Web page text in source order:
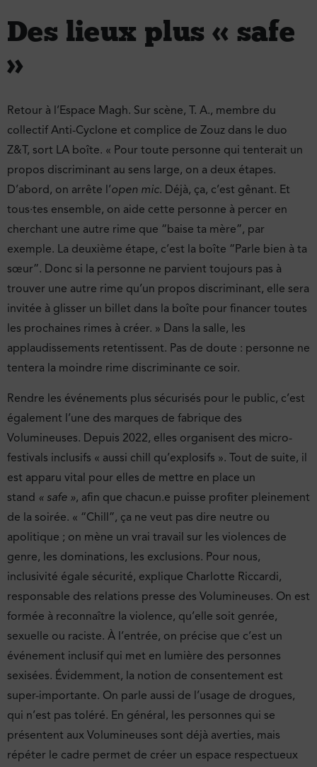
Des lieux plus « safe
»
Retour à l’Espace Magh. Sur scène, T. A., membre du
collectif Anti-Cyclone et complice de Zouz dans le duo
Z&T, sort LA boîte. « Pour toute personne qui tenterait un
propos discriminant au sens large, on a deux étapes.
D’abord, on arrête l’open mic. Déjà, ça, c’est gênant. Et
tous·tes ensemble, on aide cette personne à percer en
cherchant une autre rime que “baise ta mère”, par
exemple. La deuxième étape, c’est la boîte “Parle bien à ta
sœur”. Donc si la personne ne parvient toujours pas à
trouver une autre rime qu’un propos discriminant, elle sera
invitée à glisser un billet dans la boîte pour financer toutes
les prochaines rimes à créer. » Dans la salle, les
applaudissements retentissent. Pas de doute : personne ne
tentera la moindre rime discriminante ce soir.
Rendre les événements plus sécurisés pour le public, c’est
également l’une des marques de fabrique des
Volumineuses. Depuis 2022, elles organisent des micro-
festivals inclusifs « aussi chill qu’explosifs ». Tout de suite, il
est apparu vital pour elles de mettre en place un
stand « safe », afin que chacun.e puisse profiter pleinement
de la soirée. « “Chill”, ça ne veut pas dire neutre ou
apolitique ; on mène un vrai travail sur les violences de
genre, les dominations, les exclusions. Pour nous,
inclusivité égale sécurité, explique Charlotte Riccardi,
responsable des relations presse des Volumineuses. On est
formée à reconnaître la violence, qu’elle soit genrée,
sexuelle ou raciste. À l’entrée, on précise que c’est un
événement inclusif qui met en lumière des personnes
sexisées. Évidemment, la notion de consentement est
super-importante. On parle aussi de l’usage de drogues,
qui n’est pas toléré. En général, les personnes qui se
présentent aux Volumineuses sont déjà averties, mais
répéter le cadre permet de créer un espace respectueux